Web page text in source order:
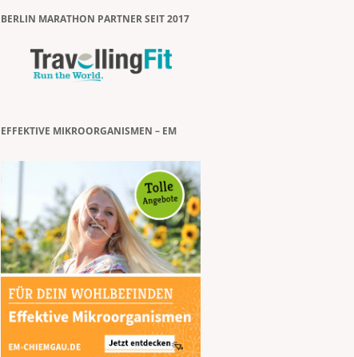
BERLIN MARATHON PARTNER SEIT 2017
EFFEKTIVE MIKROORGANISMEN – EM